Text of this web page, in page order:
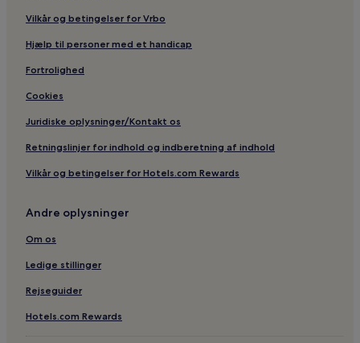
Vilkår og betingelser for Vrbo
Hjælp til personer med et handicap
Fortrolighed
Cookies
Juridiske oplysninger/Kontakt os
Retningslinjer for indhold og indberetning af indhold
Vilkår og betingelser for Hotels.com Rewards
Andre oplysninger
Om os
Ledige stillinger
Rejseguider
Hotels.com Rewards